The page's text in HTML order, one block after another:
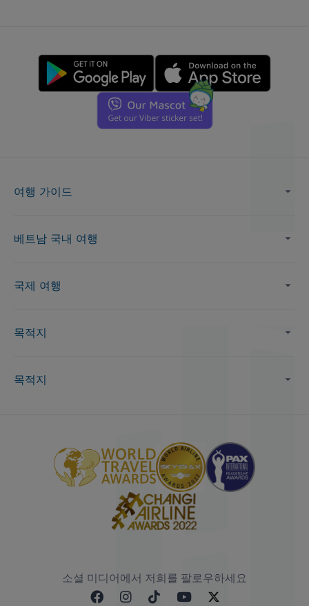
여행 가이드
베트남 국내 여행
국제 여행
목적지
목적지
소셜 미디어에서 저희를 팔로우하세요